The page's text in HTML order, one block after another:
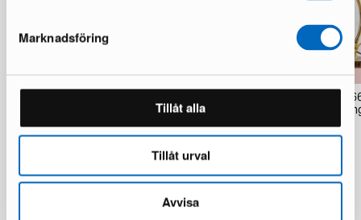
Marknadsföring
Tillåt alla
Tillåt urval
Avvisa
20 374 kr 42 640 kr
Fritz Hansen Kaiser Idell
Luxus bordslampa
1 i lager · Utmärkt skick